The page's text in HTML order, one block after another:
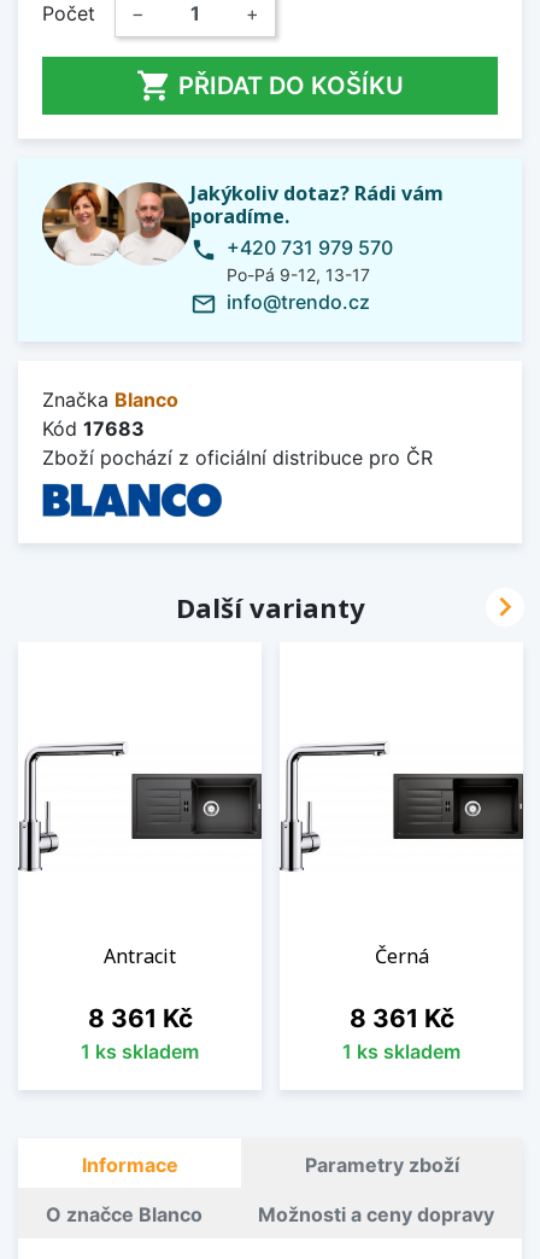
Počet − +
 PŘIDAT DO KOŠÍKU
Jakýkoliv dotaz? Rádi vám
poradíme.
phone +420 731 979 570
Po-Pá 9-12, 13-17
mail_outline info@trendo.cz
Značka Blanco
Kód 17683
Zboží pochází z oficiální distribuce pro ČR
Další varianty
Antracit
Cena
8 361 Kč
1 ks skladem
Černá
Cena
8 361 Kč
1 ks skladem

Informace Parametry zboží
O značce Blanco Možnosti a ceny dopravy